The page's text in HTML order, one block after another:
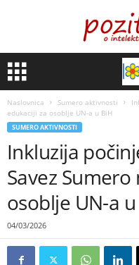
Naslovnica Sumero aktivnosti
edukaciji za osoblje UN-a u BiH
SUMERO AKTIVNOSTI
Inkluzija
Savez
osoblje UN-a u
04/03/2026